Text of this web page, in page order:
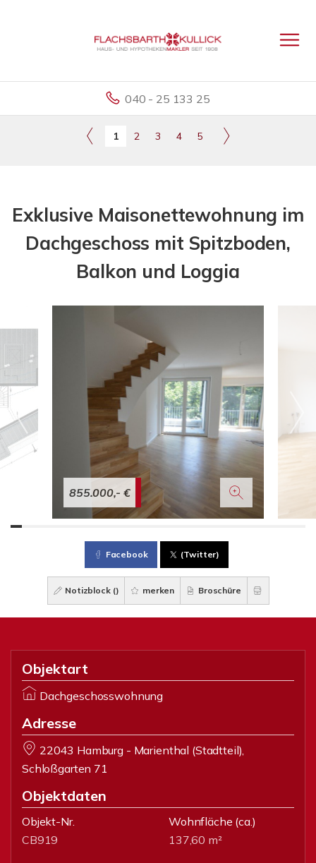
040 - 25 133 25
1 2 3 4 5
Exklusive Maisonettewohnung im
Dachgeschoss mit Spitzboden,
Balkon und Loggia
855.000,- €
Facebook (Twitter)
Notizblock () merken Broschüre
Objektart
Dachgeschosswohnung
Adresse
22043 Hamburg - Marienthal (Stadtteil),
Schloßgarten 71
Objektdaten
Objekt-Nr.
CB919
Wohnfläche (ca.)
137,60 m²